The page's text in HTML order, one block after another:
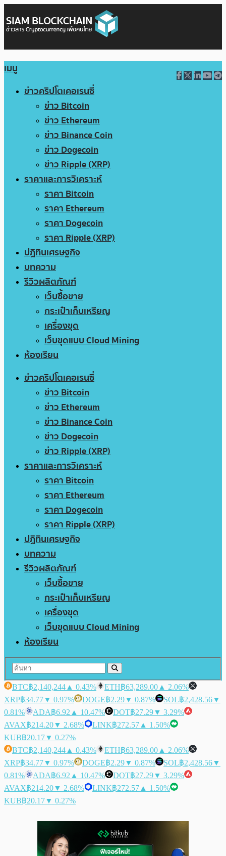
เมนู
ข่าวคริปโตเคอเรนซี่
ข่าว Bitcoin
ข่าว Ethereum
ข่าว Binance Coin
ข่าว Dogecoin
ข่าว Ripple (XRP)
ราคาและการวิเคราะห์
ราคา Bitcoin
ราคา Ethereum
ราคา Dogecoin
ราคา Ripple (XRP)
ปฏิทินเศรษฐกิจ
บทความ
รีวิวผลิตภัณฑ์
เว็บซื้อขาย
กระเป๋าเก็บเหรียญ
เครื่องขุด
เว็บขุดแบบ Cloud Mining
ห้องเรียน
ข่าวคริปโตเคอเรนซี่
ข่าว Bitcoin
ข่าว Ethereum
ข่าว Binance Coin
ข่าว Dogecoin
ข่าว Ripple (XRP)
ราคาและการวิเคราะห์
ราคา Bitcoin
ราคา Ethereum
ราคา Dogecoin
ราคา Ripple (XRP)
ปฏิทินเศรษฐกิจ
บทความ
รีวิวผลิตภัณฑ์
เว็บซื้อขาย
กระเป๋าเก็บเหรียญ
เครื่องขุด
เว็บขุดแบบ Cloud Mining
ห้องเรียน
BTC฿2,140,244 ▲ 0.43% ETH฿63,289.00 ▲ 2.06%
XRP฿34.77▼ 0.97% DOGE฿2.29▼ 0.87% SOL฿2,428.56▼
0.81%
ADA฿6.92 ▲ 10.47% DOT฿27.29▼ 3.29%
AVAX฿214.20▼ 2.68% LINK฿272.57 ▲ 1.50%
KUB฿20.17▼ 0.27%
BTC฿2,140,244 ▲ 0.43% ETH฿63,289.00 ▲ 2.06%
XRP฿34.77▼ 0.97% DOGE฿2.29▼ 0.87% SOL฿2,428.56▼
0.81%
ADA฿6.92 ▲ 10.47% DOT฿27.29▼ 3.29%
AVAX฿214.20▼ 2.68% LINK฿272.57 ▲ 1.50%
KUB฿20.17▼ 0.27%